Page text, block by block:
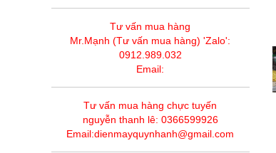
Tư vấn mua hàng
Mr.Mạnh (Tư vấn mua hàng) 'Zalo':
0912.989.032
Email:
Tư vấn mua hàng chực tuyến
nguyễn thanh lê: 0366599926
Email:dienmayquynhanh@gmail.com